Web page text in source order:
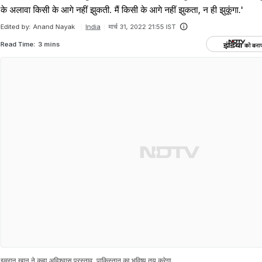
के अलावा किसी के आगे नहीं झुकती. मैं किसी के आगे नहीं झुकता, न ही झुकूंगा.'
Edited by: Anand Nayak India मार्च 31, 2022 21:55 IST
Read Time: 3 mins
इमरान खान ने कहा अविश्‍वास प्रस्‍ताव, पाकिस्‍तान का भविष्‍य तय करेगा